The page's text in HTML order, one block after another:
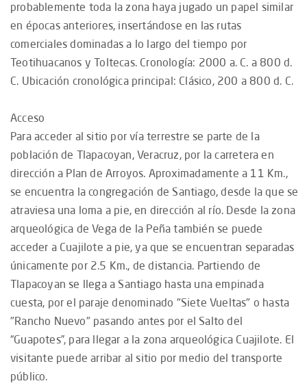
probablemente toda la zona haya jugado un papel similar
en épocas anteriores, insertándose en las rutas
comerciales dominadas a lo largo del tiempo por
Teotihuacanos y Toltecas. Cronología: 2000 a. C. a 800 d.
C. Ubicación cronológica principal: Clásico, 200 a 800 d. C.
Acceso
Para acceder al sitio por vía terrestre se parte de la
población de Tlapacoyan, Veracruz, por la carretera en
dirección a Plan de Arroyos. Aproximadamente a 11 Km.,
se encuentra la congregación de Santiago, desde la que se
atraviesa una loma a pie, en dirección al río. Desde la zona
arqueológica de Vega de la Peña también se puede
acceder a Cuajilote a pie, ya que se encuentran separadas
únicamente por 2.5 Km., de distancia. Partiendo de
Tlapacoyan se llega a Santiago hasta una empinada
cuesta, por el paraje denominado "Siete Vueltas" o hasta
"Rancho Nuevo" pasando antes por el Salto del
“Guapotes”, para llegar a la zona arqueológica Cuajilote. El
visitante puede arribar al sitio por medio del transporte
público.